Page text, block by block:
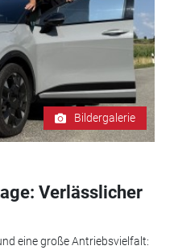
Bildergalerie
Verlässlicher
eine große Antriebsvielfalt: